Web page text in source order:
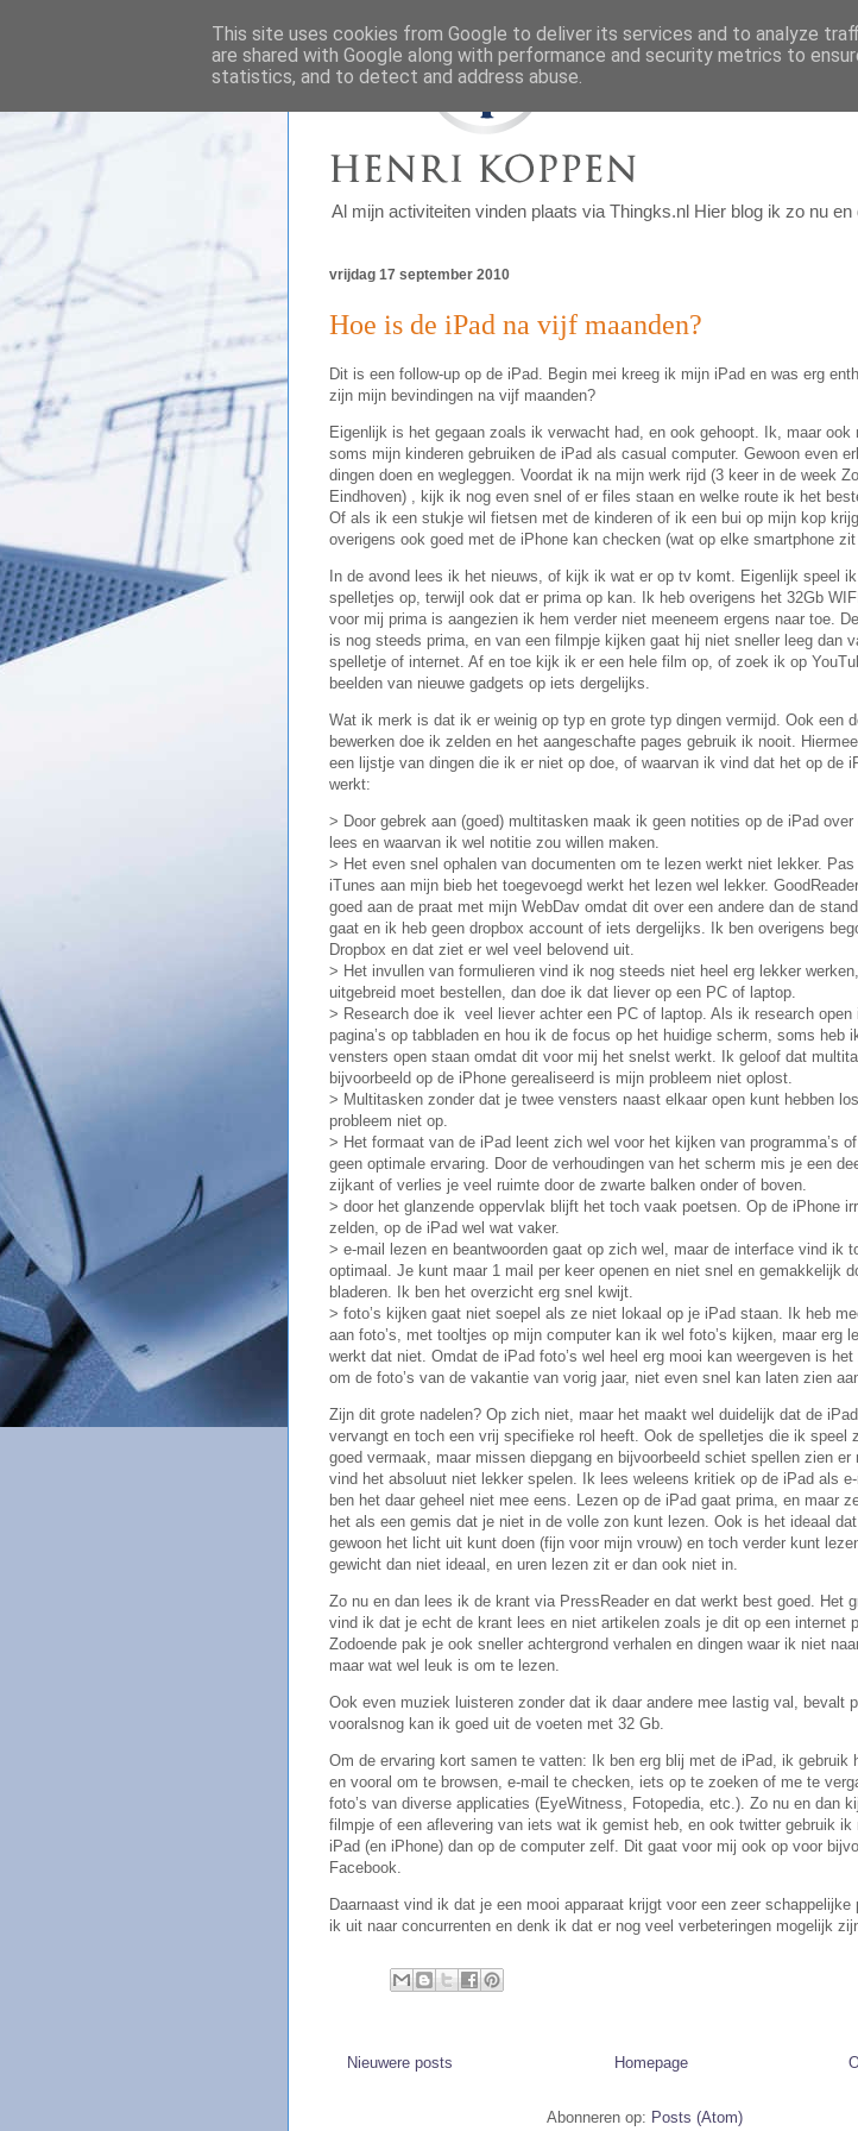
Al mijn activiteiten vinden plaats via Thingks.nl Hier blog ik zo nu
vrijdag 17 september 2010
Hoe is de iPad na vijf maanden?
Dit is een follow-up op de iPad. Begin mei kreeg ik mijn iPad en was erg
zijn mijn bevindingen na vijf maanden?
Eigenlijk is het gegaan zoals ik verwacht had, en ook gehoopt. Ik, maar ook
soms mijn kinderen gebruiken de iPad als casual computer. Gewoon even
dingen doen en wegleggen. Voordat ik na mijn werk rijd (3 keer in de week
Eindhoven) , kijk ik nog even snel of er files staan en welke route ik het
Of als ik een stukje wil fietsen met de kinderen of ik een bui op mijn kop
overigens ook goed met de iPhone kan checken (wat op elke smartphone
In de avond lees ik het nieuws, of kijk ik wat er op tv komt. Eigenlijk speel
spelletjes op, terwijl ook dat er prima op kan. Ik heb overigens het 32Gb
voor mij prima is aangezien ik hem verder niet meeneem ergens naar toe.
is nog steeds prima, en van een filmpje kijken gaat hij niet sneller leeg dan
spelletje of internet. Af en toe kijk ik er een hele film op, of zoek ik op
beelden van nieuwe gadgets op iets dergelijks.
Wat ik merk is dat ik er weinig op typ en grote typ dingen vermijd. Ook een
bewerken doe ik zelden en het aangeschafte pages gebruik ik nooit.
een lijstje van dingen die ik er niet op doe, of waarvan ik vind dat het op de
werkt:
> Door gebrek aan (goed) multitasken maak ik geen notities op de iPad over
lees en waarvan ik wel notitie zou willen maken.
> Het even snel ophalen van documenten om te lezen werkt niet lekker.
iTunes aan mijn bieb het toegevoegd werkt het lezen wel lekker.
goed aan de praat met mijn WebDav omdat dit over een andere dan de
gaat en ik heb geen dropbox account of iets dergelijks. Ik ben overigens
Dropbox en dat ziet er wel veel belovend uit.
> Het invullen van formulieren vind ik nog steeds niet heel erg lekker
uitgebreid moet bestellen, dan doe ik dat liever op een PC of laptop.
> Research doe ik veel liever achter een PC of laptop. Als ik research open
pagina’s op tabbladen en hou ik de focus op het huidige scherm, soms heb
vensters open staan omdat dit voor mij het snelst werkt. Ik geloof dat
bijvoorbeeld op de iPhone gerealiseerd is mijn probleem niet oplost.
> Multitasken zonder dat je twee vensters naast elkaar open kunt hebben
probleem niet op.
> Het formaat van de iPad leent zich wel voor het kijken van programma’s
geen optimale ervaring. Door de verhoudingen van het scherm mis je een
zijkant of verlies je veel ruimte door de zwarte balken onder of boven.
> door het glanzende oppervlak blijft het toch vaak poetsen. Op de iPhone
zelden, op de iPad wel wat vaker.
> e-mail lezen en beantwoorden gaat op zich wel, maar de interface vind ik
optimaal. Je kunt maar 1 mail per keer openen en niet snel en gemakkelijk
bladeren. Ik ben het overzicht erg snel kwijt.
> foto’s kijken gaat niet soepel als ze niet lokaal op je iPad staan. Ik heb
aan foto’s, met tooltjes op mijn computer kan ik wel foto’s kijken, maar erg
werkt dat niet. Omdat de iPad foto’s wel heel erg mooi kan weergeven is
om de foto’s van de vakantie van vorig jaar, niet even snel kan laten zien
Zijn dit grote nadelen? Op zich niet, maar het maakt wel duidelijk dat de
vervangt en toch een vrij specifieke rol heeft. Ook de spelletjes die ik speel
goed vermaak, maar missen diepgang en bijvoorbeeld schiet spellen zien er
vind het absoluut niet lekker spelen. Ik lees weleens kritiek op de iPad als e-
ben het daar geheel niet mee eens. Lezen op de iPad gaat prima, en maar
het als een gemis dat je niet in de volle zon kunt lezen. Ook is het ideaal
gewoon het licht uit kunt doen (fijn voor mijn vrouw) en toch verder kunt
gewicht dan niet ideaal, en uren lezen zit er dan ook niet in.
Zo nu en dan lees ik de krant via PressReader en dat werkt best goed. Het
vind ik dat je echt de krant lees en niet artikelen zoals je dit op een internet
Zodoende pak je ook sneller achtergrond verhalen en dingen waar ik niet
maar wat wel leuk is om te lezen.
Ook even muziek luisteren zonder dat ik daar andere mee lastig val, bevalt
vooralsnog kan ik goed uit de voeten met 32 Gb.
Om de ervaring kort samen te vatten: Ik ben erg blij met de iPad, ik gebruik
en vooral om te browsen, e-mail te checken, iets op te zoeken of me te
foto’s van diverse applicaties (EyeWitness, Fotopedia, etc.). Zo nu en dan
filmpje of een aflevering van iets wat ik gemist heb, en ook twitter gebruik ik
iPad (en iPhone) dan op de computer zelf. Dit gaat voor mij ook op voor
Facebook.
Daarnaast vind ik dat je een mooi apparaat krijgt voor een zeer
ik uit naar concurrenten en denk ik dat er nog veel verbeteringen mogelijk
Nieuwere posts Homepage
Abonneren op: Posts (Atom)
This site uses cookies from Google to deliver its services and to analyze
are shared with Google along with performance and security metrics to
statistics, and to detect and address abuse.